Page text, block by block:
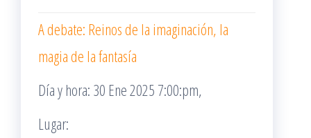
A debate: Reinos de la imaginación, la
magia de la fantasía
Día y hora: 30 Ene 2025 7:00:pm,
Lugar: